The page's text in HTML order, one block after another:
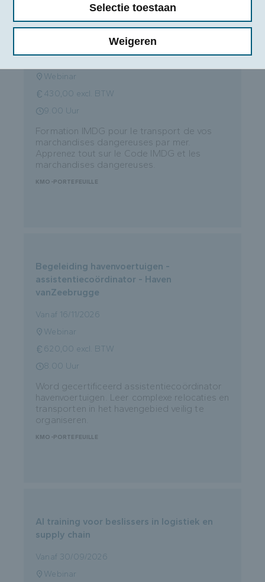
Selectie toestaan
Weigeren
IMDG: transport maritime des
marchandises dangereuses
Webinar
430,00 excl. BTW
9.00 Uur
Formation IMDG pour le transport de vos
marchandises dangereuses par mer.
Apprenez tout sur le Code IMDG et les
marchandises dangereuses.
KMO-PORTEFEUILLE
Begeleiding havenvoertuigen -
assistentiecoördinator - Haven
vanZeebrugge
Vanaf 16/11/2026
Webinar
620,00 excl. BTW
8.00 Uur
Word gecertificeerd assistentiecoördinator
havenvoertuigen. Leer complexe relocaties en
transporten in het havengebied veilig te
organiseren.
KMO-PORTEFEUILLE
AI training voor beslissers in logistiek en
supply chain
Vanaf 30/09/2026
Webinar